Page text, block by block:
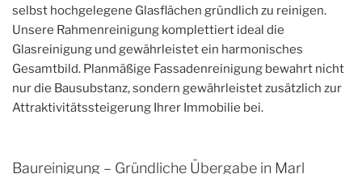
selbst hochgelegene Glasflächen gründlich zu reinigen.
Unsere Rahmenreinigung komplettiert ideal die
Glasreinigung und gewährleistet ein harmonisches
Gesamtbild. Planmäßige Fassadenreinigung bewahrt nicht
nur die Bausubstanz, sondern gewährleistet zusätzlich zur
Attraktivitätssteigerung Ihrer Immobilie bei.
Baureinigung – Gründliche Übergabe in Marl